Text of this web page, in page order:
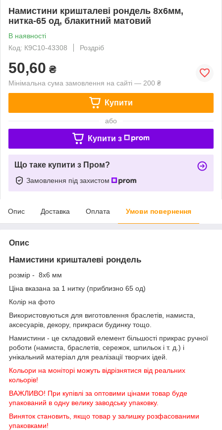
Намистини кришталеві рондель 8х6мм,
нитка-65 од, блакитний матовий
В наявності
Код: К9С10-43308
Роздріб
50,60 ₴
Мінімальна сума замовлення на сайті — 200 ₴
Купити
або
Купити з
Що таке купити з Пром?
Замовлення під захистом
Опис Доставка Оплата Умови повернення
Опис
Намистини кришталеві рондель
розмір - 8х6 мм
Ціна вказана за 1 нитку (приблизно 65 од)
Колір на фото
Використовуються для виготовлення браслетів, намиста,
аксесуарів, декору, прикраси будинку тощо.
Намистини - це складовий елемент більшості прикрас ручної
роботи (намиста, браслетів, сережок, шпильок і т. д.) і
унікальний матеріал для реалізації творчих ідей.
Кольори на моніторі можуть відрізнятися від реальних
кольорів!
ВАЖЛИВО! При купівлі за оптовими цінами товар буде
упакований в одну велику заводську упаковку.
Виняток становить, якщо товар у залишку розфасованими
упаковками!